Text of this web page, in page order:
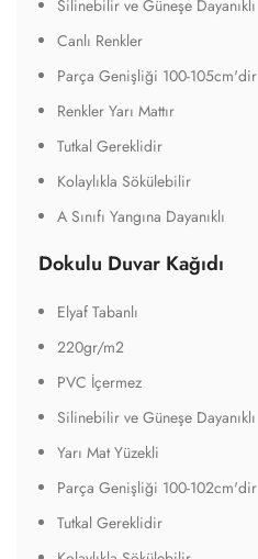
Silinebilir ve Güneşe Dayanıklı
Canlı Renkler
Parça Genişliği 100-105cm'dir
Renkler Yarı Mattır
Tutkal Gereklidir
Kolaylıkla Sökülebilir
A Sınıfı Yangına Dayanıklı
Dokulu Duvar Kağıdı
Elyaf Tabanlı
220gr/m2
PVC İçermez
Silinebilir ve Güneşe Dayanıklı
Yarı Mat Yüzekli
Parça Genişliği 100-102cm'dir
Tutkal Gereklidir